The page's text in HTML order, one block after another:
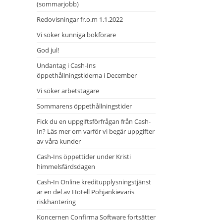
(sommarjobb)
Redovisningar fr.o.m 1.1.2022
Vi söker kunniga bokförare
God jul!
Undantag i Cash-Ins
öppethållningstiderna i December
Vi söker arbetstagare
Sommarens öppethållningstider
Fick du en uppgiftsförfrågan från Cash-
In? Läs mer om varför vi begär uppgifter
av våra kunder
Cash-Ins öppettider under Kristi
himmelsfärdsdagen
Cash-In Online kreditupplysningstjänst
är en del av Hotell Pohjankievaris
riskhantering
Koncernen Confirma Software fortsätter